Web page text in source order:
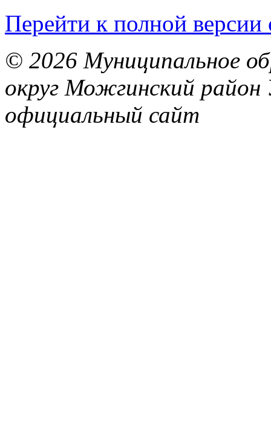
Перейти к полной версии
© 2026 Муниципальное
округ Можгинский район
официальный сайт